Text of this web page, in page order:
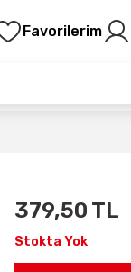
Favorilerim
379,50 TL
Stokta Yok